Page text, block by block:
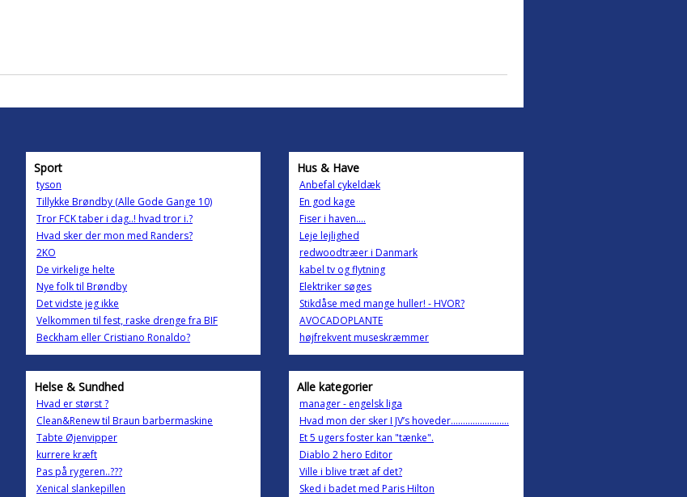
Sport
tyson
Tillykke Brøndby (Alle Gode Gange 10)
Tror FCK taber i dag..! hvad tror i.?
Hvad sker der mon med Randers?
2KO
De virkelige helte
Nye folk til Brøndby
Det vidste jeg ikke
Velkommen til fest, raske drenge fra BIF
Beckham eller Cristiano Ronaldo?
Hus & Have
Anbefal cykeldæk
En god kage
Fiser i haven....
Leje lejlighed
redwoodtræer i Danmark
kabel tv og flytning
Elektriker søges
Stikdåse med mange huller! - HVOR?
AVOCADOPLANTE
højfrekvent museskræmmer
Helse & Sundhed
Hvad er størst ?
Clean&Renew til Braun barbermaskine
Tabte Øjenvipper
kurrere kræft
Pas på rygeren..???
Xenical slankepillen
Alle kategorier
manager - engelsk liga
Hvad mon der sker I JV’s hoveder……………………
Et 5 ugers foster kan "tænke".
Diablo 2 hero Editor
Ville i blive træt af det?
Sked i badet med Paris Hilton